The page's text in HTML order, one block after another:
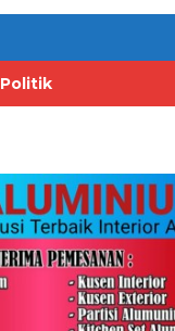
Politik